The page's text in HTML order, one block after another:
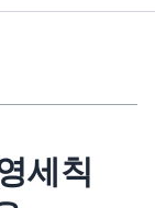
세칙